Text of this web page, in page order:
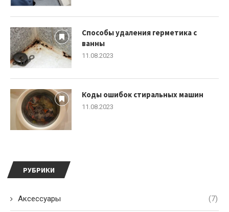
РУБРИКИ
Аксессуары (7)
Способы удаления герметика с
ванны
11.08.2023
Коды ошибок стиральных машин
11.08.2023